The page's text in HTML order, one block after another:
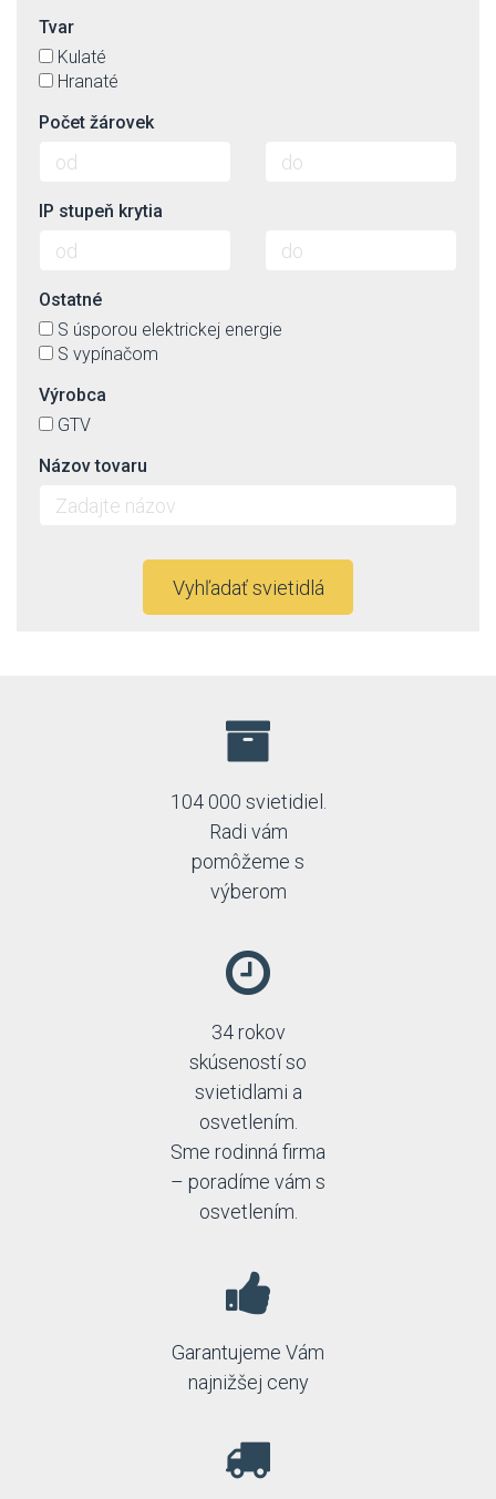
Tvar
Kulaté
Hranaté
Počet žárovek
IP stupeň krytia
Ostatné
S úsporou elektrickej energie
S vypínačom
Výrobca
GTV
Názov tovaru
Vyhľadať svietidlá
104 000 svietidiel.
Radi vám
pomôžeme s
výberom
34 rokov
skúseností so
svietidlami a
osvetlením.
Sme rodinná firma
– poradíme vám s
osvetlením.
Garantujeme Vám
najnižšej ceny